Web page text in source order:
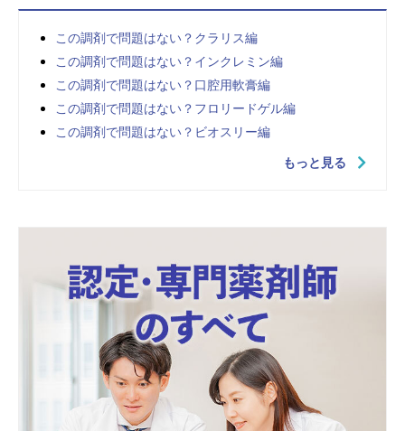
この調剤で問題はない？クラリス編
この調剤で問題はない？インクレミン編
この調剤で問題はない？口腔用軟膏編
この調剤で問題はない？フロリードゲル編
この調剤で問題はない？ビオスリー編
もっと見る